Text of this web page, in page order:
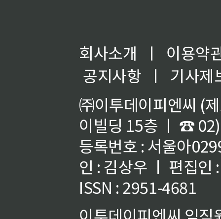
회사소개 ㅣ
이용약
공지사항
ㅣ
기사제
㈜이투데이피엔씨 (
이빌딩 15층 ㅣ ☎
등록번호 : 서울아
인 : 김상우 ㅣ 편집인
ISSN : 2951-4681